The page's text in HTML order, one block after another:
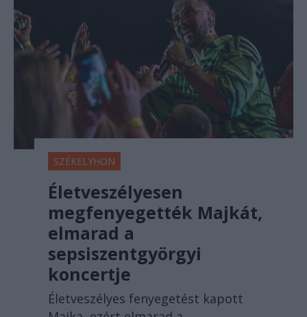
SZÉKELYHON
Életveszélyesen
megfenyegették Majkát,
elmarad a
sepsiszentgyörgyi
koncertje
Életveszélyes fenyegetést kapott